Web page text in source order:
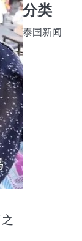
分类
泰国新闻